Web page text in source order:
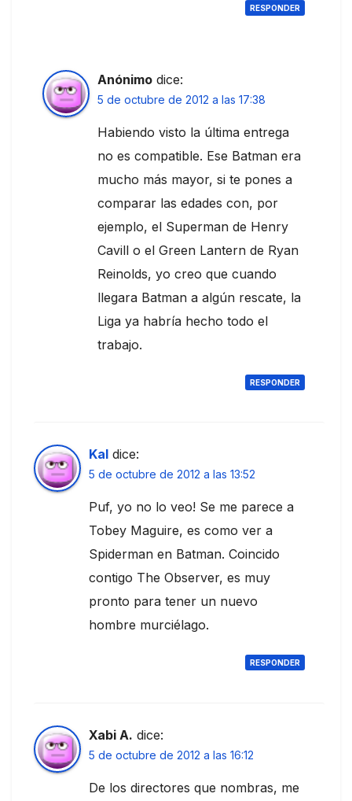
RESPONDER
Anónimo dice:
5 de octubre de 2012 a las 17:38
Habiendo visto la última entrega
no es compatible. Ese Batman era
mucho más mayor, si te pones a
comparar las edades con, por
ejemplo, el Superman de Henry
Cavill o el Green Lantern de Ryan
Reinolds, yo creo que cuando
llegara Batman a algún rescate, la
Liga ya habría hecho todo el
trabajo.
RESPONDER
Kal dice:
5 de octubre de 2012 a las 13:52
Puf, yo no lo veo! Se me parece a
Tobey Maguire, es como ver a
Spiderman en Batman. Coincido
contigo The Observer, es muy
pronto para tener un nuevo
hombre murciélago.
RESPONDER
Xabi A. dice:
5 de octubre de 2012 a las 16:12
De los directores que nombras, me